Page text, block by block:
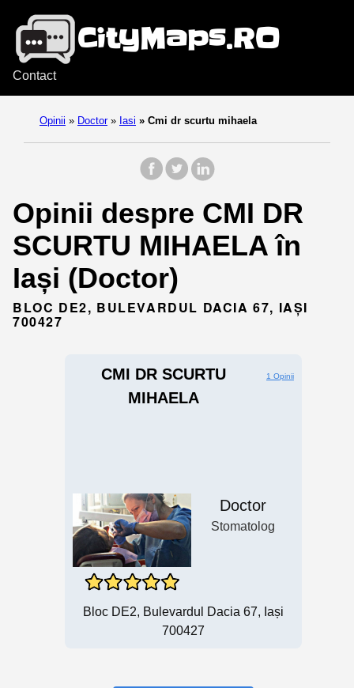
Contact
Opinii » Doctor » Iasi » Cmi dr scurtu mihaela
Opinii despre CMI DR
SCURTU MIHAELA în
Iași (Doctor)
BLOC DE2, BULEVARDUL DACIA 67, IAȘI
700427
CMI DR SCURTU
MIHAELA
1 Opinii
Doctor
Stomatolog
Bloc DE2, Bulevardul Dacia 67, Iași
700427